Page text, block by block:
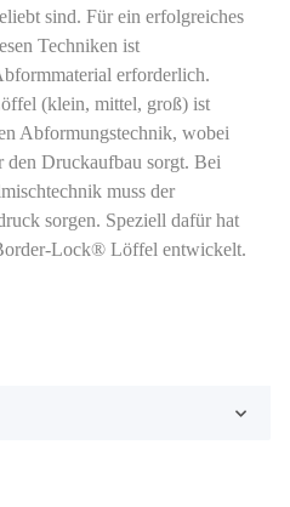
sind. Für ein erfolgreiches
Techniken ist
erforderlich.
(klein, mittel, groß) ist
Abformungstechnik, wobei
den Druckaufbau sorgt. Bei
muss der
sorgen. Speziell dafür hat
Lock® Löffel entwickelt.